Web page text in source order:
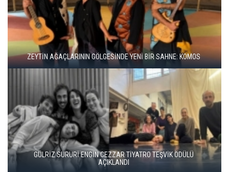
BBT’DE REKOR SEYİRCİ, YENİ REPERTUVAR
KISALAR, ÇAĞIN ÇELİŞKİLERİNİ SAHNEYE TAŞIYOR